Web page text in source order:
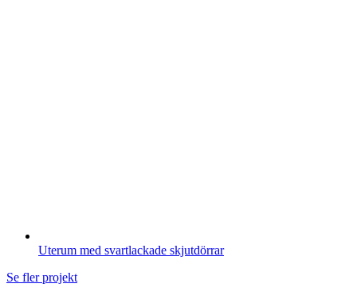
Uterum med svartlackade skjutdörrar
Se fler projekt